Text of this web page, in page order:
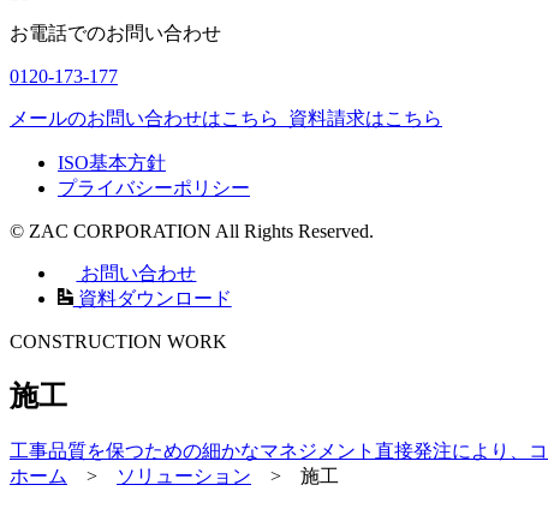
お電話でのお問い合わせ
0120-173-177
メールのお問い合わせはこちら 資料請求はこちら
ISO基本方針
プライバシーポリシー
© ZAC CORPORATION All Rights Reserved.
お問い合わせ
資料ダウンロード
CONSTRUCTION WORK
施工
工事品質を保つための細かなマネジメント 直接発注により、
ホーム
> ソリューション > 施工